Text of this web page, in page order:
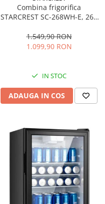
Combina frigorifica
STARCREST SC-268WH-E, 268
Termostat reglabil, Iluminare
LED, Picioare ajustabile, Usi
1.549,90 RON
1.099,90 RON
IN STOC
ADAUGA IN COS